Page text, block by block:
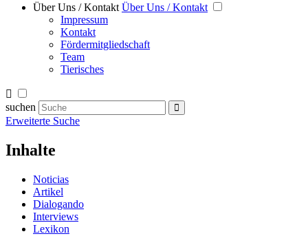
Über Uns / Kontakt Über Uns / Kontakt
Impressum
Kontakt
Fördermitgliedschaft
Team
Tierisches
suchen
Erweiterte Suche
Inhalte
Noticias
Artikel
Dialogando
Interviews
Lexikon